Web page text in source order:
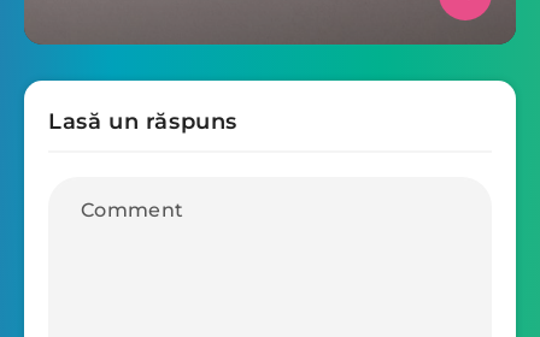
Lasă un răspuns